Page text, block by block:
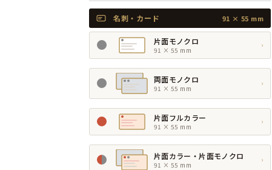
名刺・カード 91 × 55 mm
片面モノクロ
91 × 55 mm
›
両面モノクロ
91 × 55 mm
›
片面フルカラー
91 × 55 mm
›
片面カラー・片面モノクロ
91 × 55 mm
›